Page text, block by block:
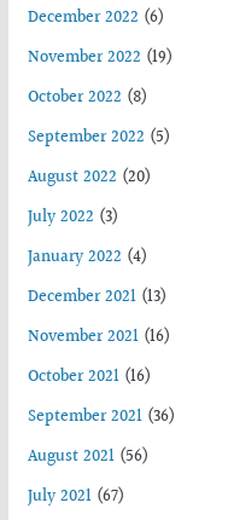
December 2022 (6)
November 2022 (19)
October 2022 (8)
September 2022 (5)
August 2022 (20)
July 2022 (3)
January 2022 (4)
December 2021(13)
November 2021(16)
October 2021(16)
September 2021(36)
August 2021(56)
July 2021(67)